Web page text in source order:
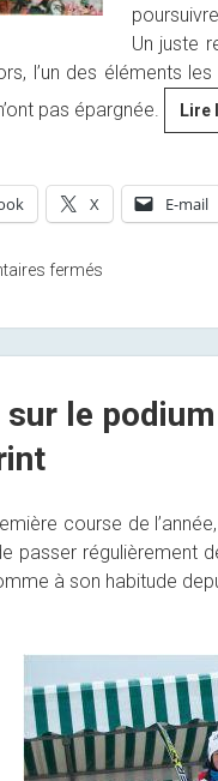
Un juste
l’un des éléments
pas épargnée.
Lire
X E-mail
fermés
le
course de
passer régulièrement
à son habitude